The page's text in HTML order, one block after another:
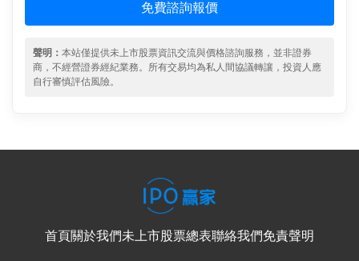
免費諮詢報價
聲明： 本站僅提供未上市股票資訊交流與價格諮詢服務，並非證券
商，不經營證券經紀業務。所有交易均為私人間協議轉讓，投資人應
自行審慎評估風險。
首頁關於我們未上市股票總表聯絡我們免責聲明